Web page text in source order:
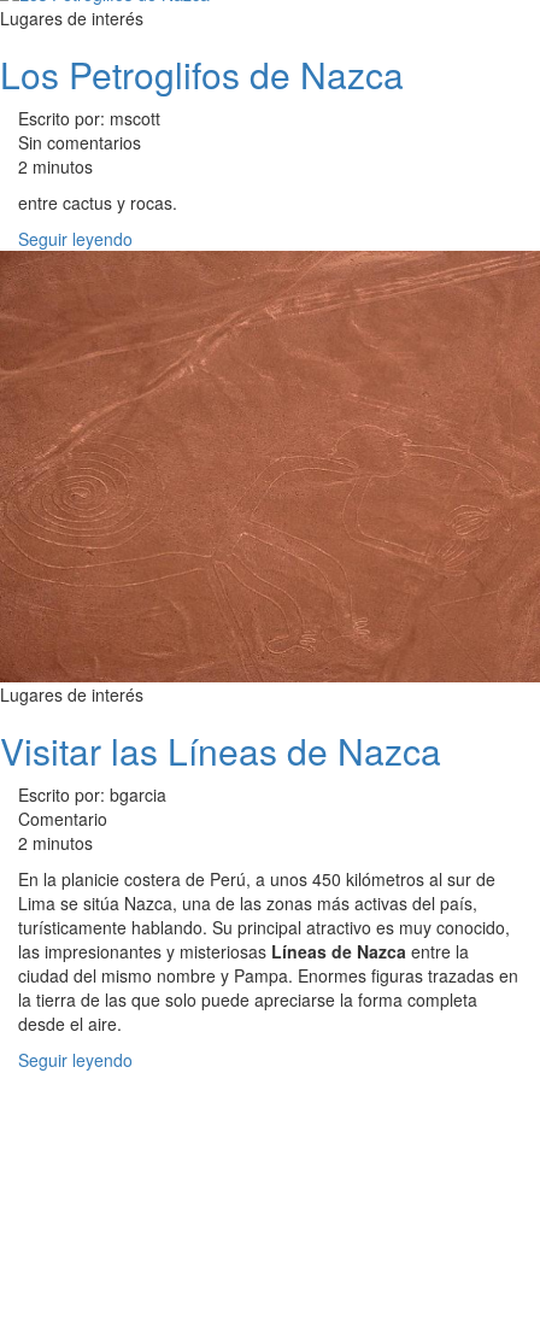
Lugares de interés
Los Petroglifos de Nazca
Escrito por: mscott
Sin comentarios
2 minutos
entre cactus y rocas.
Seguir leyendo
Lugares de interés
Visitar las Líneas de Nazca
Escrito por: bgarcia
Comentario
2 minutos
En la planicie costera de Perú, a unos 450 kilómetros al sur de
Lima se sitúa Nazca, una de las zonas más activas del país,
turísticamente hablando. Su principal atractivo es muy conocido,
las impresionantes y misteriosas Líneas de Nazca entre la
ciudad del mismo nombre y Pampa. Enormes figuras trazadas en
la tierra de las que solo puede apreciarse la forma completa
desde el aire.
Seguir leyendo